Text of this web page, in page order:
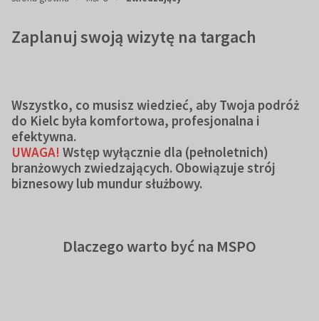
Zaplanuj swoją wizytę na targach
Wszystko, co musisz wiedzieć, aby Twoja podróż
do Kielc była komfortowa, profesjonalna i
efektywna.
UWAGA! Wstęp wyłącznie dla (pełnoletnich)
branżowych zwiedzających. Obowiązuje strój
biznesowy lub mundur służbowy.
Dlaczego warto być na MSPO